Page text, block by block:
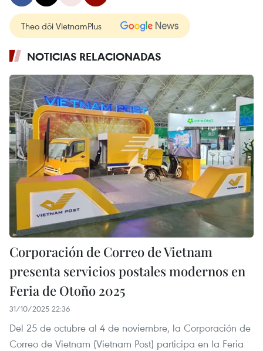
Theo dõi VietnamPlus
NOTICIAS RELACIONADAS
Corporación de Correo de Vietnam
presenta servicios postales modernos en
Feria de Otoño 2025
31/10/2025 22:36
Del 25 de octubre al 4 de noviembre, la Corporación de
Correo de Vietnam (Vietnam Post) participa en la Feria